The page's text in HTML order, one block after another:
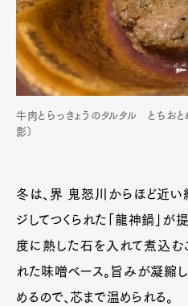
牛肉とらっきょうのタルタル とちお
影）
冬は、界 鬼怒川からほど近い
ジしてつくられた「龍神鍋」
度に熱した石を入れて煮込む
れた味噌ベース。旨みが凝縮
めるので、芯まで温められる。